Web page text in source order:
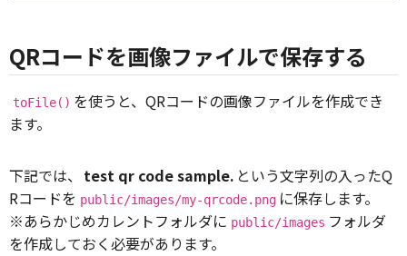
QRコードを画像ファイルで保存する
toFile() を使うと、QRコードの画像ファイルを作成でき
ます。
下記では、 test qr code sample. という文字列の入ったQ
Rコードを public/images/my-qrcode.png に保存します。
※あらかじめカレントフォルダに public/images フォルダ
を作成しておく必要があります。